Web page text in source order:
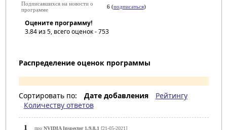
Подписавшихся на новости о
программе
6 (подписаться)
Оцените программу!
3.84из 5, всего оценок -753
Распределение оценок программы
Сортировать по: Дате добавления
Рейтингу
Количеству ответов
1 про NVIDIA Inspector 1.9.8.1 [21-05-2021]